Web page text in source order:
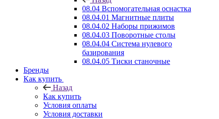
08.04 Вспомогательная оснастка
08.04.01 Магнитные плиты
08.04.02 Наборы прижимов
08.04.03 Поворотные столы
08.04.04 Система нулевого
базирования
08.04.05 Тиски станочные
Бренды
Как купить
Назад
Как купить
Условия оплаты
Условия доставки